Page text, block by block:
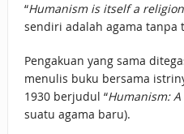
“Humanism is itself a
sendiri adalah agama tanpa
Pengakuan yang sama
menulis buku bersama
1930 berjudul “Humanism:
suatu agama baru).